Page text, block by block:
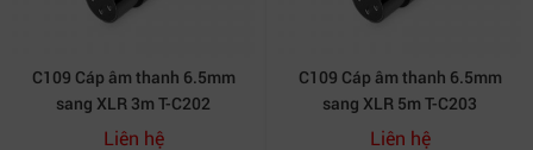
C109 Cáp âm thanh 6.5mm
sang XLR 3m T-C202
Liên hệ
C109 Cáp âm thanh 6.5mm
sang XLR 5m T-C203
Liên hệ